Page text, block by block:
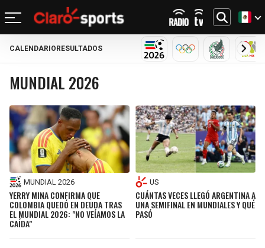
REGRESAR
FÚTBOL
MUNDIAL 2026
LIGA MX
SELECCIÓN MEXICANA
CONCACHAMPIONS
FÚTBOL DE ESTUFA
REGRESAR
FÚTBOL INTERNACIONAL
CHAMPIONS LEAGUE
LALIGA
PREMIER LEAGUE
SERIE A
BUNDESLIGA
REGRESAR
MOTOR
FÓRMULA 1
NASCAR
REGRESAR
NFL
BILLS
DOLPHINS
PATRIOTS
JETS
REGRESAR
NBA
CELTICS
NETS
KNICKS
76ERS
REGRESAR
BÉISBOL
MEXICANO
MLB
REGRESAR
OTROS DEPORTES
CICLISMO
TENIS
BOXEO
GOLF
UFC
REGRESAR
ACTUALIDAD
TENDENCIAS
MÚSICA
CINE Y TV
VIDEOJUEGOS
CALENDARIO RESULTADOS
MUNDIAL 2026
OLÍMPICOS
MUNDIAL 2026
MUNDIAL 2026
YERRY MINA CONFIRMA QUE
COLOMBIA QUEDÓ EN DEUDA TRAS
EL MUNDIAL 2026: "NO VEÍAMOS LA
CAÍDA"
US
CUÁNTAS VECES LLEGÓ ARGENTINA A
UNA SEMIFINAL EN MUNDIALES Y QUÉ
PASÓ